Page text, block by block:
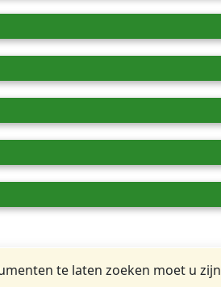
te laten zoeken moet u zijn